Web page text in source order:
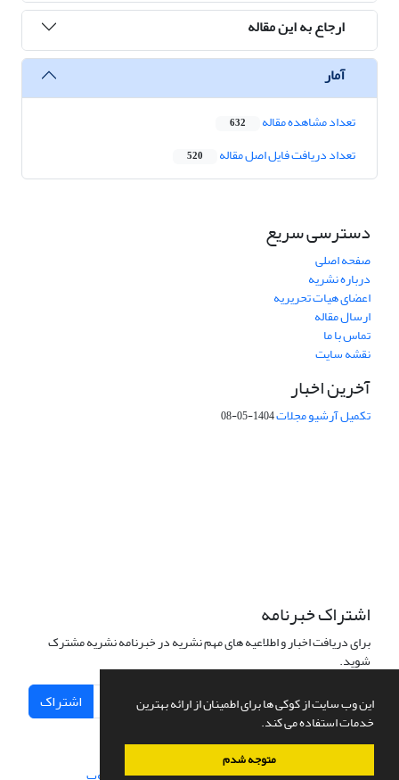
این وب سایت از کوکی ها برای اطمینان از ارائه بهترین
خدمات استفاده می کند.
متوجه شدم
ارجاع به این مقاله
آمار
تعداد مشاهده مقاله 632
تعداد دریافت فایل اصل مقاله 520
دسترسی سریع
صفحه اصلی
درباره نشریه
اعضای هیات تحریریه
ارسال مقاله
تماس با ما
نقشه سایت
آخرین اخبار
تکمیل آرشیو مجلات1404-05-08
اشتراک خبرنامه
برای دریافت اخبار و اطلاعیه های مهم نشریه در خبرنامه نشریه مشترک
شوید.
اشتراک